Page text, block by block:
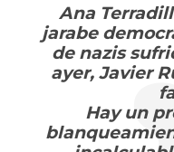
Ana
jarabe
de nazis
ayer, Javier
Hay un